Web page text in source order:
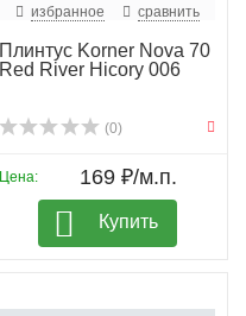
избранное сравнить
Плинтус Korner Nova 70
Red River Hicory 006
(0)
Цена: 169 ₽/м.п.
Купить